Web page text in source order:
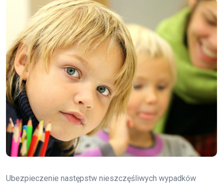
Ubezpieczenie następstw nieszczęśliwych wypadków